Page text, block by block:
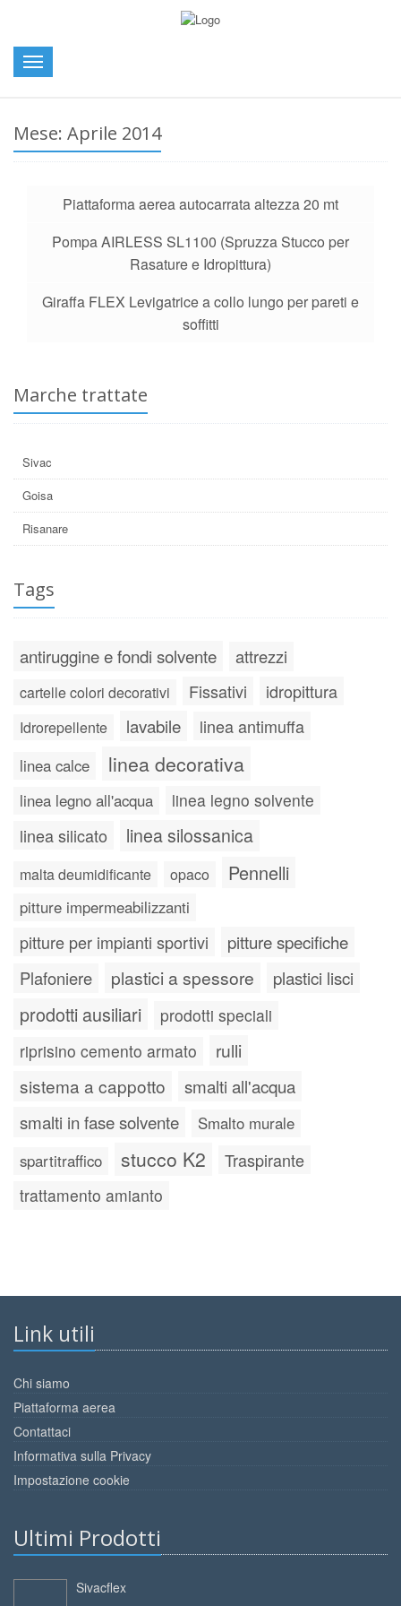
Toggle
navigation
Mese: Aprile 2014
Piattaforma aerea autocarrata altezza 20 mt
Pompa AIRLESS SL1100 (Spruzza Stucco per
Rasature e Idropittura)
Giraffa FLEX Levigatrice a collo lungo per pareti e
soffitti
Marche trattate
Sivac
Goisa
Risanare
Tags
antiruggine e fondi solvente attrezzi
cartelle colori decorativi Fissativi idropittura
Idrorepellente lavabile linea antimuffa
linea calce linea decorativa
linea legno all'acqua linea legno solvente
linea silicato linea silossanica
malta deumidificante opaco Pennelli
pitture impermeabilizzanti
pitture per impianti sportivi pitture specifiche
Plafoniere plastici a spessore plastici lisci
prodotti ausiliari
prodotti speciali
riprisino cemento armato
rulli
sistema a cappotto
smalti all'acqua
smalti in fase solvente
Smalto murale
spartitraffico
stucco K2 Traspirante
trattamento amianto
Link utili
Chi siamo
Piattaforma aerea
Contattaci
Informativa sulla Privacy
Impostazione cookie
Ultimi Prodotti
Sivacflex